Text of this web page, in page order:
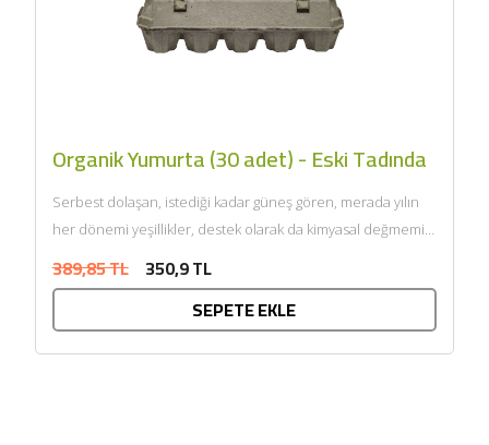
Organik Yumurta (30 adet) - Eski Tadında
Serbest dolaşan, istediği kadar güneş gören, merada yılın
her dönemi yeşillikler, destek olarak da kimyasal değmemiş
389,85 TL 350,9 TL
SEPETE EKLE